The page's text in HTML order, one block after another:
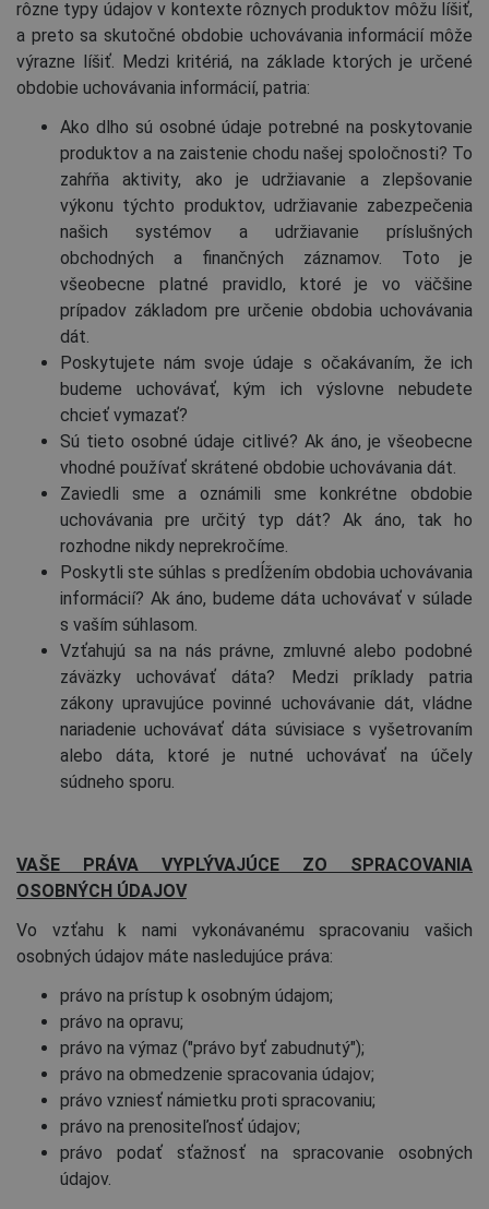
rôzne typy údajov v kontexte rôznych produktov môžu líšiť,
a preto sa skutočné obdobie uchovávania informácií môže
výrazne líšiť. Medzi kritériá, na základe ktorých je určené
obdobie uchovávania informácií, patria:
Ako dlho sú osobné údaje potrebné na poskytovanie
produktov a na zaistenie chodu našej spoločnosti? To
zahŕňa aktivity, ako je udržiavanie a zlepšovanie
výkonu týchto produktov, udržiavanie zabezpečenia
našich systémov a udržiavanie príslušných
obchodných a finančných záznamov. Toto je
všeobecne platné pravidlo, ktoré je vo väčšine
prípadov základom pre určenie obdobia uchovávania
dát.
Poskytujete nám svoje údaje s očakávaním, že ich
budeme uchovávať, kým ich výslovne nebudete
chcieť vymazať?
Sú tieto osobné údaje citlivé? Ak áno, je všeobecne
vhodné používať skrátené obdobie uchovávania dát.
Zaviedli sme a oznámili sme konkrétne obdobie
uchovávania pre určitý typ dát? Ak áno, tak ho
rozhodne nikdy neprekročíme.
Poskytli ste súhlas s predĺžením obdobia uchovávania
informácií? Ak áno, budeme dáta uchovávať v súlade
s vaším súhlasom.
Vzťahujú sa na nás právne, zmluvné alebo podobné
záväzky uchovávať dáta? Medzi príklady patria
zákony upravujúce povinné uchovávanie dát, vládne
nariadenie uchovávať dáta súvisiace s vyšetrovaním
alebo dáta, ktoré je nutné uchovávať na účely
súdneho sporu.
VAŠE PRÁVA VYPLÝVAJÚCE ZO SPRACOVANIA
OSOBNÝCH ÚDAJOV
Vo vzťahu k nami vykonávanému spracovaniu vašich
osobných údajov máte nasledujúce práva:
právo na prístup k osobným údajom;
právo na opravu;
právo na výmaz ("právo byť zabudnutý");
právo na obmedzenie spracovania údajov;
právo vzniesť námietku proti spracovaniu;
právo na prenositeľnosť údajov;
právo podať sťažnosť na spracovanie osobných
údajov.